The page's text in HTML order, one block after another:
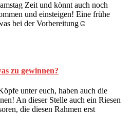
Zeit und könnt auch noch
und einsteigen! Eine frühe
bei der Vorbereitung☺
zu gewinnen?
unter euch, haben auch die
An dieser Stelle auch ein Riesen
die diesen Rahmen erst